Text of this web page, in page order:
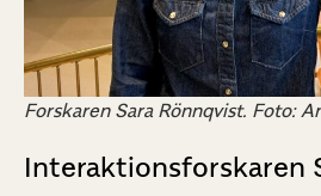
Forskaren Sara Rönnqvist. Foto:
Interaktionsforskaren